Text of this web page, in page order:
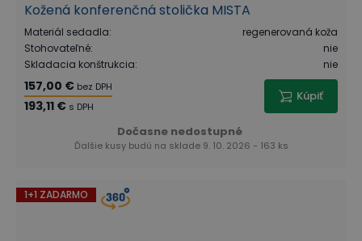
Kožená konferenčná stolička MISTA
Materiál sedadla:
regenerovaná koža
Stohovateľné:
nie
Skladacia konštrukcia: nie
157,00 € bez DPH
193,11 € s DPH
Kúpiť
Dočasne nedostupné
Ďalšie kusy budú na sklade 9. 10. 2026 - 163 ks
1+1 ZADARMO